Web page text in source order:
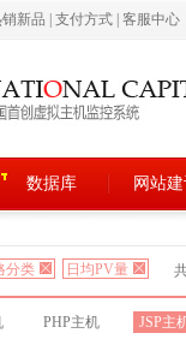
新品 支付方式 客服中心
数据库 网站
分类 日均PV量
PHP主机 JSP主